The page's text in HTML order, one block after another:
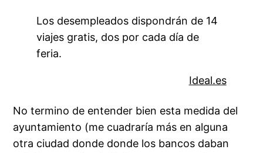
Los desempleados dispondrán de 14
viajes gratis, dos por cada día de
feria.
Ideal.es
No termino de entender bien esta medida del
ayuntamiento (me cuadraría más en alguna
otra ciudad donde donde los bancos daban